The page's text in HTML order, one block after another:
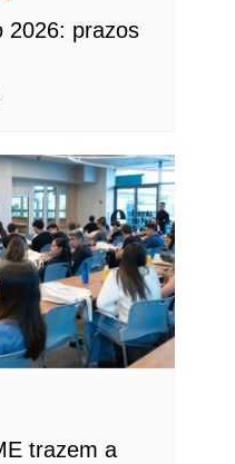
2026: prazos
trazem a